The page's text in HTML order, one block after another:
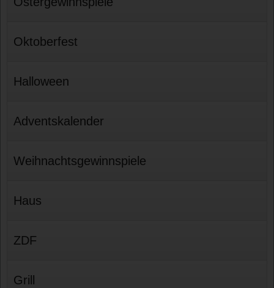
Oktoberfest
Halloween
Adventskalender
Weihnachtsgewinnspiele
Haus
ZDF
Grill